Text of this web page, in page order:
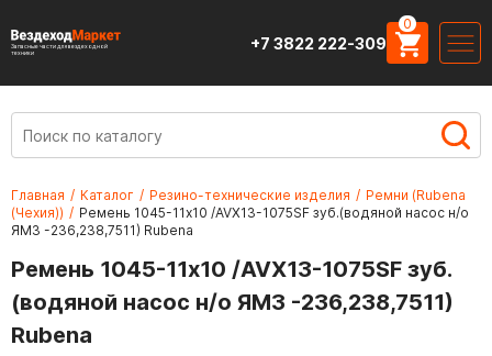
Запасные части для вездеходной
техники
+7 3822 222-309
0
Главная / Каталог / Резино-технические изделия / Ремни (Rubena
(Чехия)) / Ремень 1045-11х10 /AVX13-1075SF зуб.(водяной насос н/о
ЯМЗ -236,238,7511) Rubena
Ремень 1045-11х10 /AVX13-1075SF зуб.
(водяной насос н/о ЯМЗ -236,238,7511)
Rubena